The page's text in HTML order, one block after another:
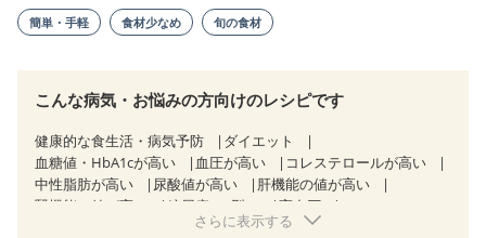
簡単・手軽 食材少なめ 旬の食材
こんな病気・お悩みの方向けのレシピです
健康的な食生活・病気予防
ダイエット
血糖値・HbA1cが高い
血圧が高い
コレステロールが高い
中性脂肪が高い
尿酸値が高い
肝機能の値が高い
腎機能の値が高い
糖尿病（2型）
高血圧
逆流性食道炎
さらに表示する